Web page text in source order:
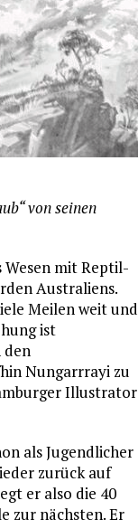
von seinen
Wesen mit Reptil-
Australiens.
Meilen weit und
ist
den
Nungarrrayi zu
Illustrator
als Jugendlicher
zurück auf
er also die 40
zur nächsten. Er